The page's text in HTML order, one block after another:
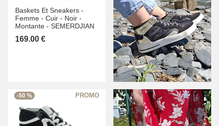
Baskets Et Sneakers -
Femme - Cuir - Noir -
Montante - SEMERDJIAN
169.00 €
-50 %